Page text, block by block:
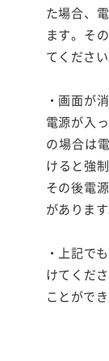
た場合、
ます。そ
てください
・画面が
電源が入
の場合は
けると強
その後電
があります
・上記で
けてくだ
ことがで